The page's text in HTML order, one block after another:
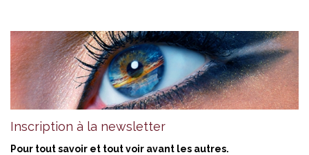
Inscription à la newsletter
Pour tout savoir et tout voir avant les autres.